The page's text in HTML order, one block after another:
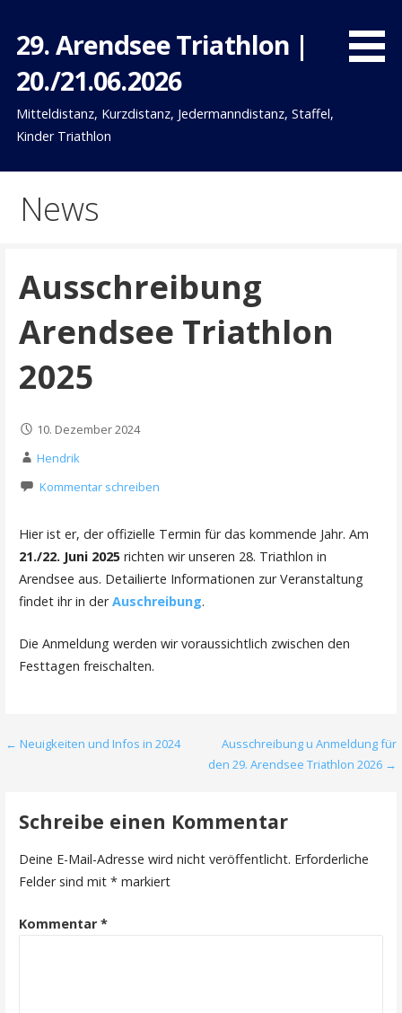
Inhalt
springen
29. Arendsee Triathlon |
20./21.06.2026
Mitteldistanz, Kurzdistanz, Jedermanndistanz, Staffel,
Kinder Triathlon
News
Ausschreibung
Arendsee Triathlon
2025
10. Dezember 2024
Hendrik
Kommentar schreiben
Hier ist er, der offizielle Termin für das kommende Jahr. Am
21./22. Juni 2025 richten wir unseren 28. Triathlon in
Arendsee aus. Detailierte Informationen zur Veranstaltung
findet ihr in derAuschreibung.
Die Anmeldung werden wir voraussichtlich zwischen den
Festtagen freischalten.
Beitragsnavigation
← Neuigkeiten und Infos in 2024
Ausschreibung u Anmeldung für
den 29. Arendsee Triathlon 2026 →
Schreibe einen Kommentar
Deine E-Mail-Adresse wird nicht veröffentlicht. Erforderliche
Felder sind mit *markiert
Kommentar *